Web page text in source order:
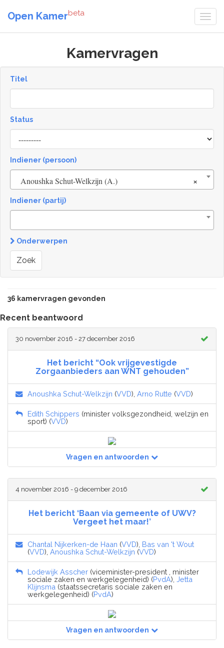
Open Kamerbeta
Kamervragen
Titel
Status
[invalid
name]
Indiener (persoon)
×
Anoushka Schut-Welkzijn (A.)
Indiener (partij)
Onderwerpen
Zoek
36 kamervragen gevonden
Recent beantwoord
30 november 2016 - 27 december 2016
Het bericht “Ook vrijgevestigde
Zorgaanbieders aan WNT gehouden”
Anoushka Schut-Welkzijn (VVD), Arno Rutte (VVD)
Edith Schippers (minister volksgezondheid, welzijn en
sport) (VVD)
Vragen en antwoorden
4 november 2016 - 9 december 2016
Het bericht ‘Baan via gemeente of UWV?
Vergeet het maar!’
Chantal Nijkerken-de Haan (VVD), Bas van 't Wout
(VVD), Anoushka Schut-Welkzijn (VVD)
Lodewijk Asscher (viceminister-president , minister
sociale zaken en werkgelegenheid) (PvdA), Jetta
Klijnsma (staatssecretaris sociale zaken en
werkgelegenheid) (PvdA)
Vragen en antwoorden